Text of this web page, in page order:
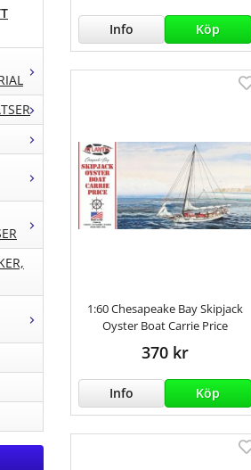
Info Köp
1:60 Chesapeake Bay Skipjack
Oyster Boat Carrie Price
370 kr
Info Köp